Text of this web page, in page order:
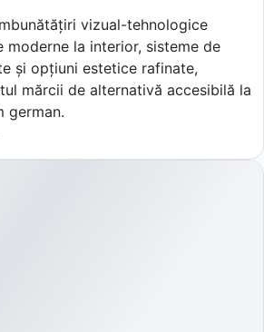
vizual-tehnologice
moderne la interior, sisteme de
și opțiuni estetice rafinate,
mărcii de alternativă accesibilă la
german.